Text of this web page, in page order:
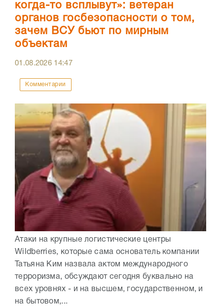
когда-то всплывут»: ветеран
органов госбезопасности о том,
зачем ВСУ бьют по мирным
объектам
01.08.2026 14:47
Комментарии
Атаки на крупные логистические центры
Wildberries, которые сама основатель компании
Татьяна Ким назвала актом международного
терроризма, обсуждают сегодня буквально на
всех уровнях - и на высшем, государственном, и
на бытовом,...